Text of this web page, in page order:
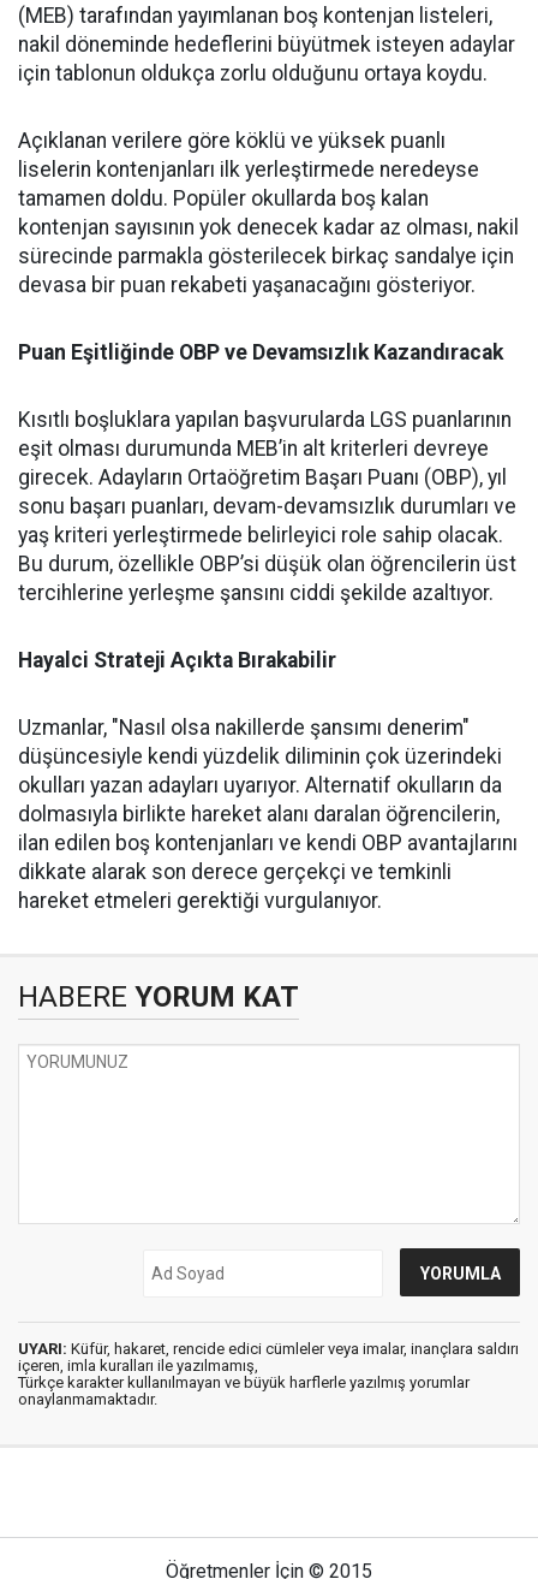
(MEB) tarafından yayımlanan boş kontenjan listeleri,
nakil döneminde hedeflerini büyütmek isteyen adaylar
için tablonun oldukça zorlu olduğunu ortaya koydu.
Açıklanan verilere göre köklü ve yüksek puanlı
liselerin kontenjanları ilk yerleştirmede neredeyse
tamamen doldu. Popüler okullarda boş kalan
kontenjan sayısının yok denecek kadar az olması, nakil
sürecinde parmakla gösterilecek birkaç sandalye için
devasa bir puan rekabeti yaşanacağını gösteriyor.
Puan Eşitliğinde OBP ve Devamsızlık Kazandıracak
Kısıtlı boşluklara yapılan başvurularda LGS puanlarının
eşit olması durumunda MEB’in alt kriterleri devreye
girecek. Adayların Ortaöğretim Başarı Puanı (OBP), yıl
sonu başarı puanları, devam-devamsızlık durumları ve
yaş kriteri yerleştirmede belirleyici role sahip olacak.
Bu durum, özellikle OBP’si düşük olan öğrencilerin üst
tercihlerine yerleşme şansını ciddi şekilde azaltıyor.
Hayalci Strateji Açıkta Bırakabilir
Uzmanlar, "Nasıl olsa nakillerde şansımı denerim"
düşüncesiyle kendi yüzdelik diliminin çok üzerindeki
okulları yazan adayları uyarıyor. Alternatif okulların da
dolmasıyla birlikte hareket alanı daralan öğrencilerin,
ilan edilen boş kontenjanları ve kendi OBP avantajlarını
dikkate alarak son derece gerçekçi ve temkinli
hareket etmeleri gerektiği vurgulanıyor.
HABERE YORUM KAT
UYARI: Küfür, hakaret, rencide edici cümleler veya imalar, inançlara saldırı
içeren, imla kuralları ile yazılmamış,
Türkçe karakter kullanılmayan ve büyük harflerle yazılmış yorumlar
onaylanmamaktadır.
Öğretmenler İçin © 2015